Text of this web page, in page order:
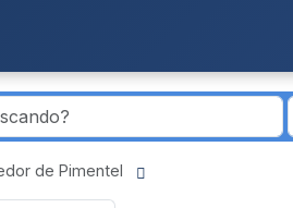
de Pimentel